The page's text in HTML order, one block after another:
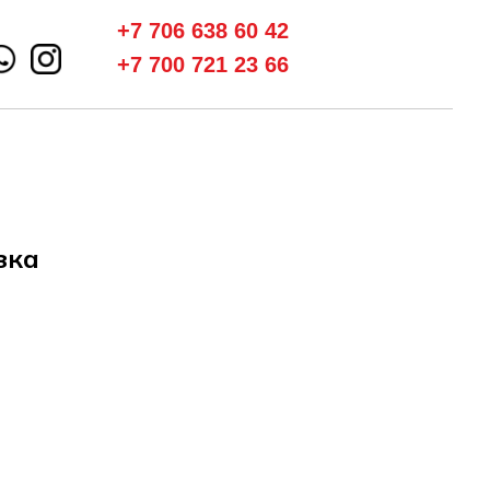
+7 700 721 23 66
+7 706 638 60 42